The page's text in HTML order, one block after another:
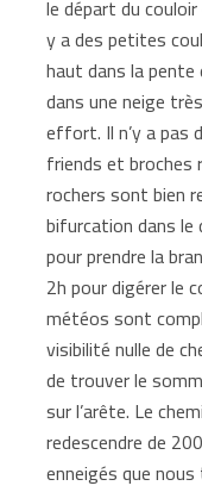
le départ du
y a des petites
haut dans la
dans une neige
effort. Il n’y a pas
friends et broches
rochers sont bien
bifurcation dans le
pour prendre la
2h pour digérer le
météos sont
visibilité nulle de
de trouver le
sur l’arête. Le
redescendre de
enneigés que